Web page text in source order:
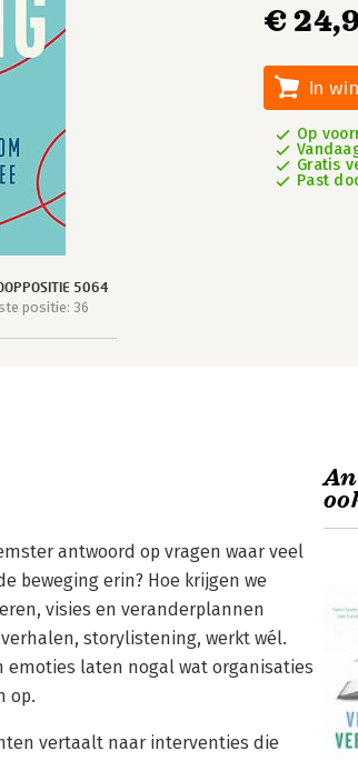
5064
positie: 36
€
In
Op
Gratis
Past
antwoord op vragen waar veel
beweging erin? Hoe krijgen we
visies en veranderplannen
storylistening, werkt wél.
emoties laten nogal wat organisaties
op.
vertaalt naar interventies die